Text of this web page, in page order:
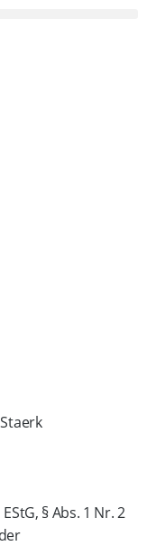
§ Abs. 1 Nr. 2